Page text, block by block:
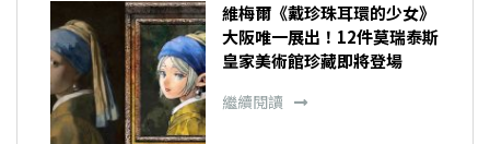
維梅爾《戴珍珠耳環的少女》
大阪唯一展出！12件莫瑞泰斯
皇家美術館珍藏即將登場
繼續閱讀